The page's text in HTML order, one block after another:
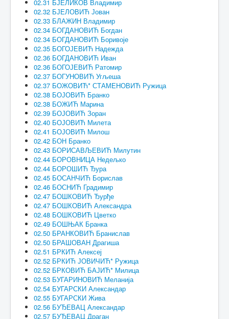
02.31 БЈЕЛИКОВ Владимир
02.32 БЈЕЛОВИЋ Јован
02.33 БЛАЖИН Владимир
02.34 БОГДАНОВИЋ Богдан
02.34 БОГДАНОВИЋ Боривоје
02.35 БОГОЈЕВИЋ Надежда
02.36 БОГДАНОВИЋ Иван
02.36 БОГОЈЕВИЋ Ратомир
02.37 БОГУНОВИЋ Угљеша
02.37 БОЖОВИЋ* СТАМЕНОВИЋ Ружица
02.38 БОЈОВИЋ Бранко
02.38 БОЖИЋ Марина
02.39 БОЈОВИЋ Зоран
02.40 БОЈОВИЋ Милета
02.41 БОЈОВИЋ Милош
02.42 БОН Бранко
02.43 БОРИСАВЉЕВИЋ Милутин
02.44 БОРОВНИЦА Недељко
02.44 БОРОШИЋ Ђура
02.45 БОСАНЧИЋ Борислав
02.46 БОСНИЋ Градимир
02.47 БОШКОВИЋ Ђурђе
02.47 БОШКОВИЋ Александра
02.48 БОШКОВИЋ Цветко
02.49 БОШЊАК Бранка
02.50 БРАНКОВИЋ Бранислав
02.50 БРАШОВАН Драгиша
02.51 БРКИЋ Алексеј
02.52 БРКИЋ ЈОВИЧИЋ* Ружица
02.52 БРКОВИЋ БАЈИЋ* Милица
02.53 БУГАРИНОВИЋ Меланија
02.54 БУГАРСКИ Александар
02.55 БУГАРСКИ Жива
02.56 БУЂЕВАЦ Александар
02.57 БУЂЕВАЦ Драган